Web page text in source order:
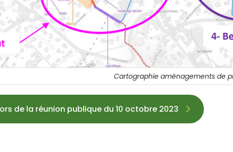
Cartographie aménagements de
de la réunion publique du 10 octobre 2023